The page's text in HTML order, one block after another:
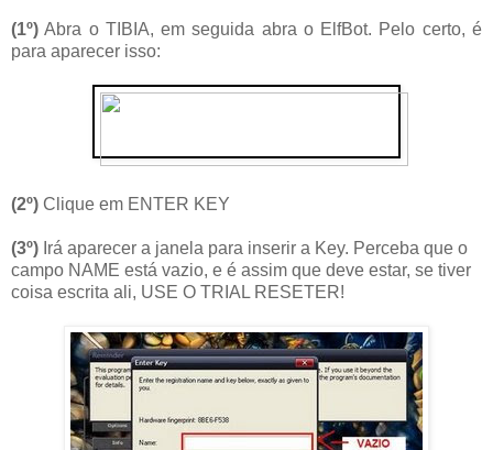
(1º) Abra o TIBIA, em seguida abra o ElfBot. Pelo certo, é
para aparecer isso:
(2º) Clique em ENTER KEY
(3º) Irá aparecer a janela para inserir a Key. Perceba que o
campo NAME está vazio, e é assim que deve estar, se tiver
coisa escrita ali, USE O TRIAL RESETER!